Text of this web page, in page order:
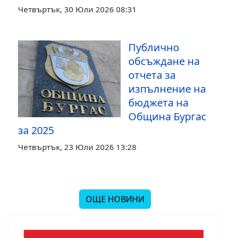
Четвъртък, 30 Юли 2026 08:31
Публично
обсъждане на
отчета за
изпълнение на
бюджета на
Община Бургас
за 2025
Четвъртък, 23 Юли 2026 13:28
ОЩЕ НОВИНИ